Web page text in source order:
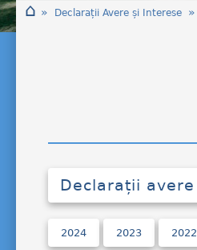
⌂ » Declarații Avere și Interese »
Declarații avere
2024 2023 2022